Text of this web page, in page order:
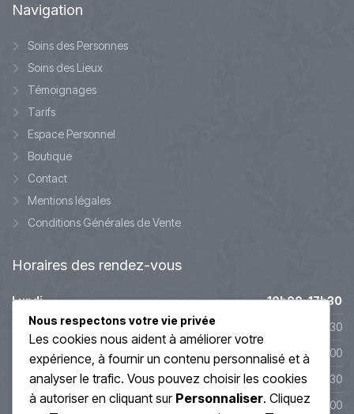
Navigation
Soins des Personnes
Soins des Lieux
Témoignages
Tarifs
Espace Personnel
Boutique
Contact
Mentions légales
Conditions Générales de Vente
Horaires des rendez-vous
Lundi
10h00-17h30
Mardi
10h00-17h30
Mercredi
9h45-20h00
Jeudi
10h00-19h30
Vendredi
10h00-19h00
Nous respectons votre vie privée
Les cookies nous aident à améliorer votre
expérience, à fournir un contenu personnalisé et à
analyser le trafic. Vous pouvez choisir les cookies
à autoriser en cliquant sur Personnaliser. Cliquez